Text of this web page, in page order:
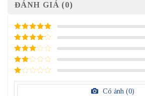
ĐÁNH GIÁ (0)
5/ 5 điểm
4/ 5
điểm
3/ 5
điểm
2/
điểm
1
Có ảnh (0)